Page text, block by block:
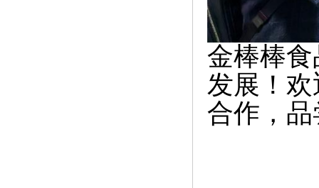
金棒棒
发展！
合作，